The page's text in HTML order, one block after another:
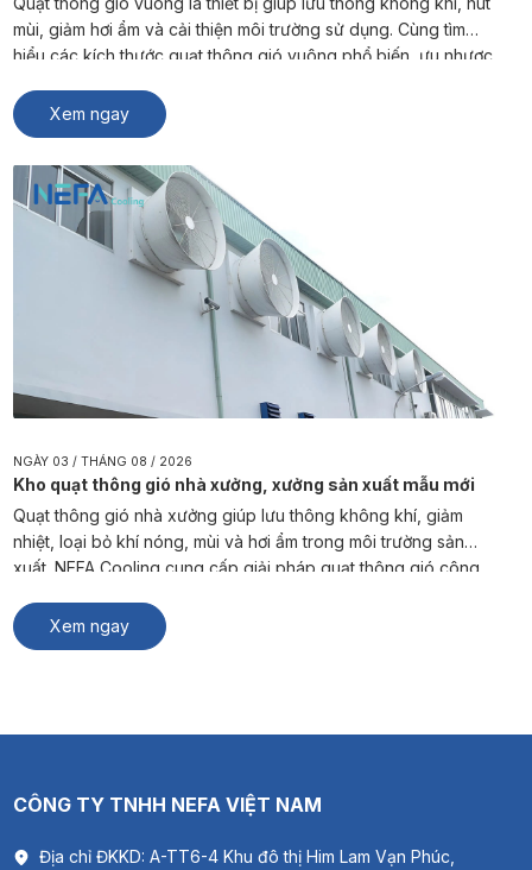
mùi, giảm hơi ẩm và cải thiện môi trường sử dụng. Cùng tìm
hiểu các kích thước quạt thông gió vuông phổ biến, ưu nhược
Quạt thông gió vuông là […]
Xem ngay
NGÀY 03 / THÁNG 08 / 2026
Kho quạt thông gió nhà xưởng, xưởng sản xuất mẫu mới
Quạt thông gió nhà xưởng giúp lưu thông không khí, giảm
nhiệt, loại bỏ khí nóng, mùi và hơi ẩm trong môi trường sản
xuất. NEFA Cooling cung cấp giải pháp quạt thông gió công
Xem thêm: Thông gió biệt thự Quạt […]
Xem ngay
CÔNG TY TNHH NEFA VIỆT NAM
Địa chỉ ĐKKD: A-TT6-4 Khu đô thị Him Lam Vạn Phúc,